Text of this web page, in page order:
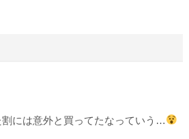
割には意外と買ってたなっていう…